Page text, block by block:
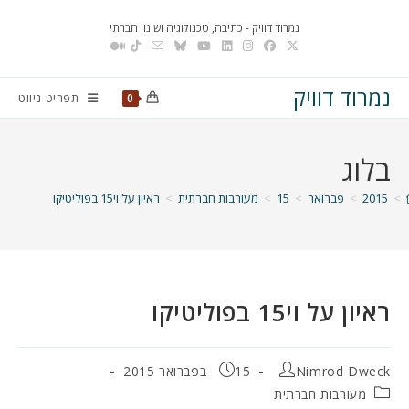
נמרוד דוויק - כתיבה, טכנולוגיה ושינוי חברתי
נמרוד דוויק 0 תפריט ניווט
בלוג
>
2015
> פברואר >
15
> מעורבות חברתית > ראיון על וי15 בפוליטיקו
ראיון על וי15 בפוליטיקו
מחבר:
Nimrod Dweck פורסם:
15 בפברואר 2015
קטגוריה:מעורבות חברתית